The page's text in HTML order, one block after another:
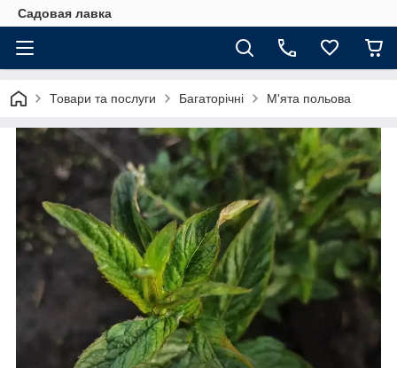
Садовая лавка
Товари та послуги Багаторічні М'ята польова